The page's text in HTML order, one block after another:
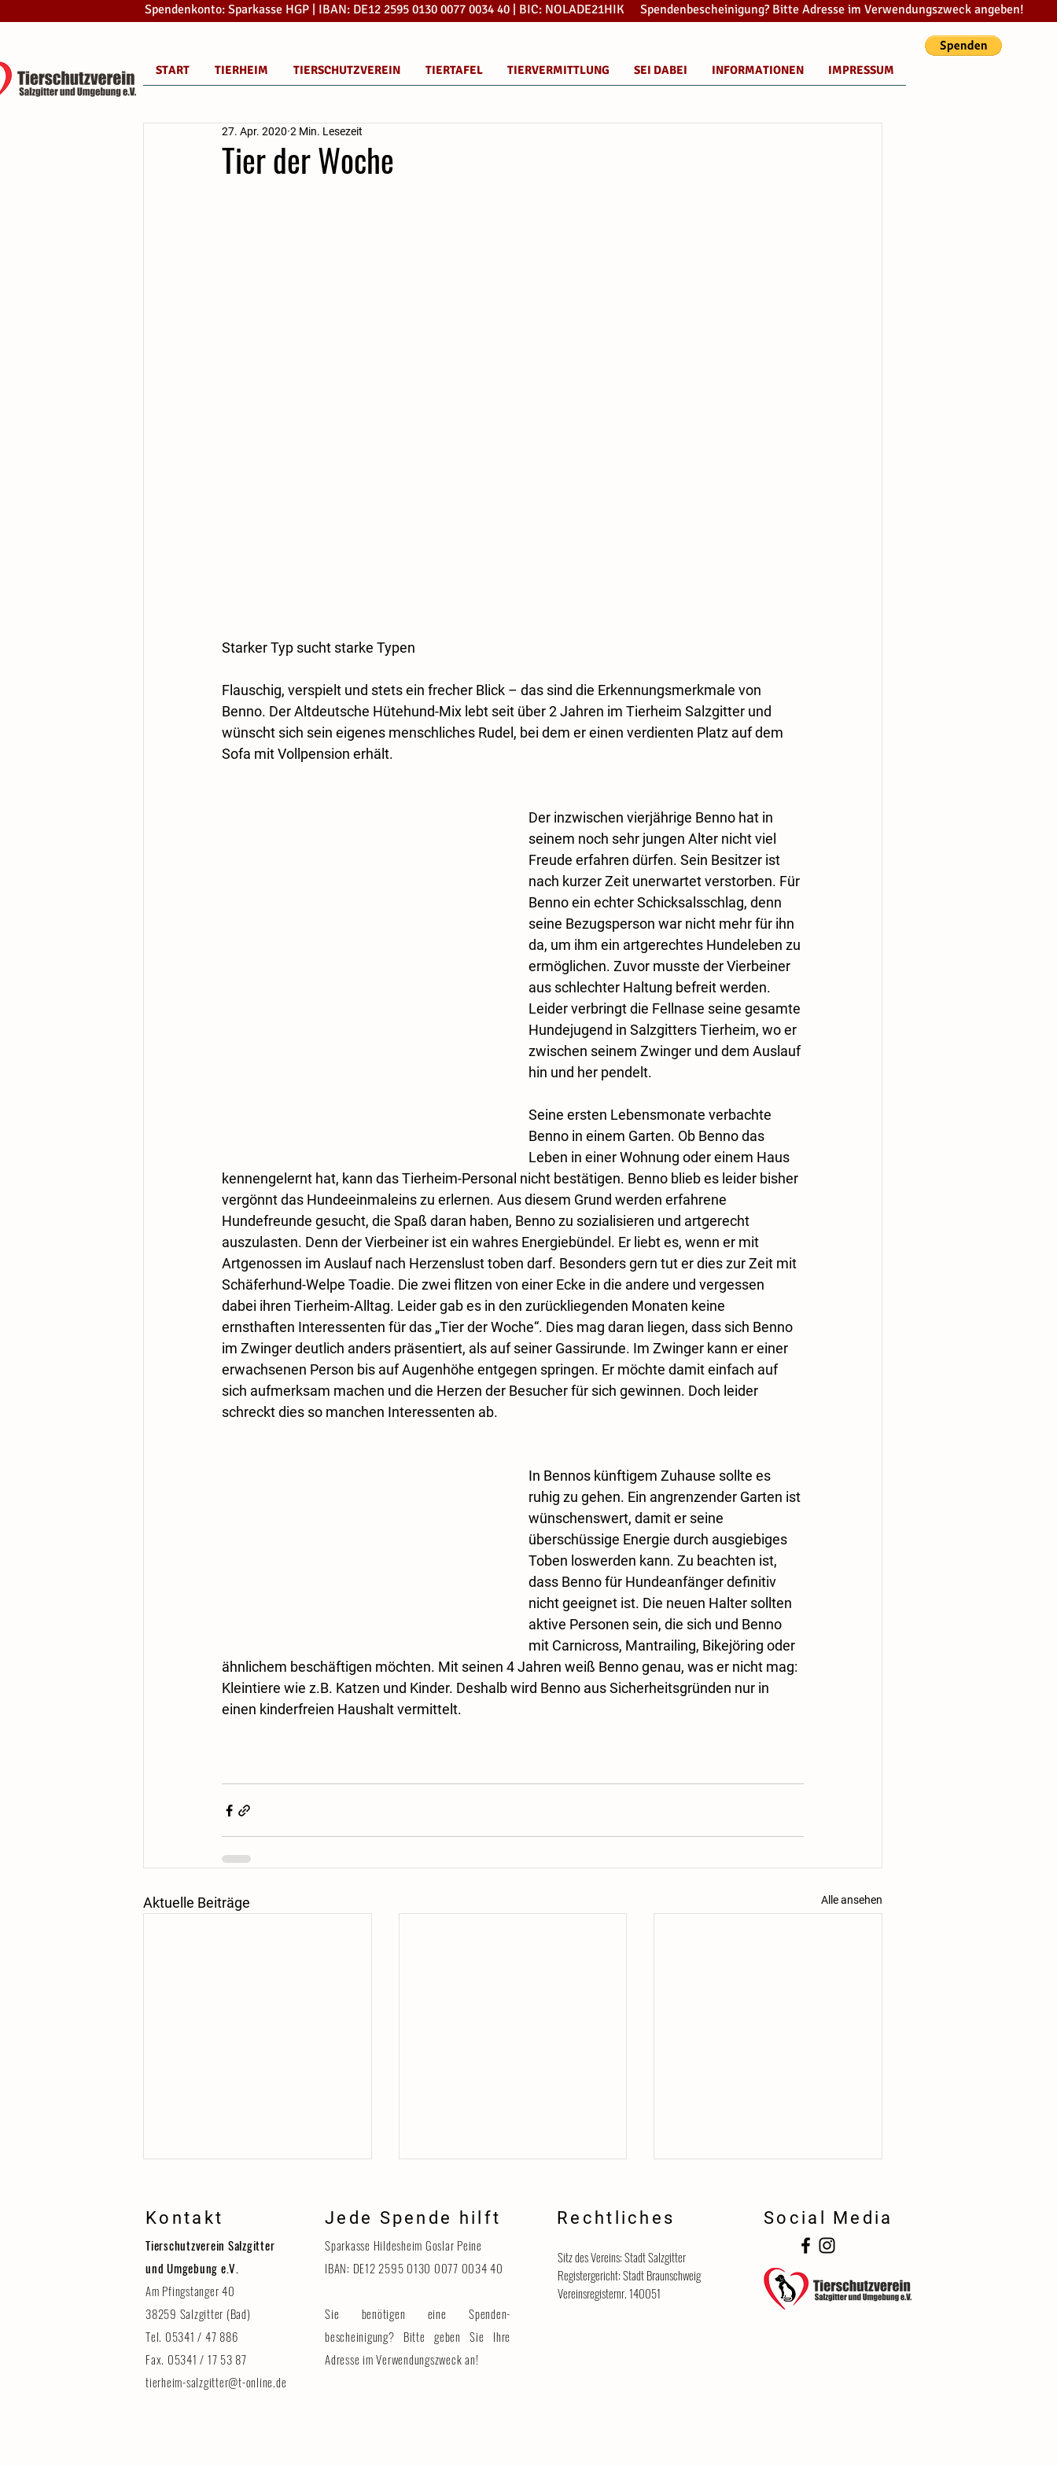
Spendenkonto: Sparkasse HGP | IBAN: DE12 2595 0130 0077 0034 40 | BIC: NOLADE21HIK Spendenbescheinigung? Bitte Adresse im Verwendungszweck angeben!
START TIERHEIM TIERSCHUTZVEREIN TIERTAFEL TIERVERMITTLUNG SEI DABEI INFORMATIONEN IMPRESSUM
Tier der Woche
27. Apr. 2020 2 Min. Lesezeit
Starker Typ sucht starke Typen
Flauschig, verspielt und stets ein frecher Blick – das sind die Erkennungsmerkmale von
Benno. Der Altdeutsche Hütehund-Mix lebt seit über 2 Jahren im Tierheim Salzgitter und
wünscht sich sein eigenes menschliches Rudel, bei dem er einen verdienten Platz auf dem
Sofa mit Vollpension erhält.
Der inzwischen vierjährige Benno hat in
seinem noch sehr jungen Alter nicht viel
Freude erfahren dürfen. Sein Besitzer ist
nach kurzer Zeit unerwartet verstorben. Für
Benno ein echter Schicksalsschlag, denn
seine Bezugsperson war nicht mehr für ihn
da, um ihm ein artgerechtes Hundeleben zu
ermöglichen. Zuvor musste der Vierbeiner
aus schlechter Haltung befreit werden.
Leider verbringt die Fellnase seine gesamte
Hundejugend in Salzgitters Tierheim, wo er
zwischen seinem Zwinger und dem Auslauf
hin und her pendelt.
Seine ersten Lebensmonate verbachte
Benno in einem Garten. Ob Benno das
Leben in einer Wohnung oder einem Haus
kennengelernt hat, kann das Tierheim-Personal nicht bestätigen. Benno blieb es leider bisher
vergönnt das Hundeeinmaleins zu erlernen. Aus diesem Grund werden erfahrene
Hundefreunde gesucht, die Spaß daran haben, Benno zu sozialisieren und artgerecht
auszulasten. Denn der Vierbeiner ist ein wahres Energiebündel. Er liebt es, wenn er mit
Artgenossen im Auslauf nach Herzenslust toben darf. Besonders gern tut er dies zur Zeit mit
Schäferhund-Welpe Toadie. Die zwei flitzen von einer Ecke in die andere und vergessen
dabei ihren Tierheim-Alltag. Leider gab es in den zurückliegenden Monaten keine
ernsthaften Interessenten für das „Tier der Woche“. Dies mag daran liegen, dass sich Benno
im Zwinger deutlich anders präsentiert, als auf seiner Gassirunde. Im Zwinger kann er einer
erwachsenen Person bis auf Augenhöhe entgegen springen. Er möchte damit einfach auf
sich aufmerksam machen und die Herzen der Besucher für sich gewinnen. Doch leider
schreckt dies so manchen Interessenten ab.
In Bennos künftigem Zuhause sollte es
ruhig zu gehen. Ein angrenzender Garten ist
wünschenswert, damit er seine
überschüssige Energie durch ausgiebiges
Toben loswerden kann. Zu beachten ist,
dass Benno für Hundeanfänger definitiv
nicht geeignet ist. Die neuen Halter sollten
aktive Personen sein, die sich und Benno
mit Carnicross, Mantrailing, Bikejöring oder
ähnlichem beschäftigen möchten. Mit seinen 4 Jahren weiß Benno genau, was er nicht mag:
Kleintiere wie z.B. Katzen und Kinder. Deshalb wird Benno aus Sicherheitsgründen nur in
einen kinderfreien Haushalt vermittelt.
Aktuelle Beiträge Alle ansehen
Erinnerung: Tag der Tiere am 8.
August
Katzenhaus vorübergehend für
Besucher geschlossen
Kontakt
Tierschutzverein Salzgitter
und Umgebung e.V.
Am Pfingstanger 40
38259 Salzgitter (Bad)
Tel. 05341 / 47 886
Fax. 05341 / 17 53 87
tierheim-salzgitter@t-online.de
Jede Spende hilft
Sparkasse Hildesheim Goslar Peine
IBAN: DE12 2595 0130 0077 0034 40
Sie benötigen eine Spenden-
bescheinigung? Bitte geben Sie Ihre
Adresse im Verwendungszweck an!
Rechtliches
Sitz des Vereins: Stadt Salzgitter
Registergericht: Stadt Braunschweig
Vereinsregisternr. 140051
Social Media